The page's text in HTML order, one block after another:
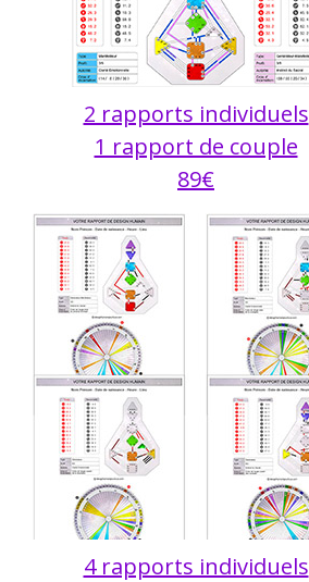
2 rapports individuels
1 rapport de couple
89€
4 rapports individuels